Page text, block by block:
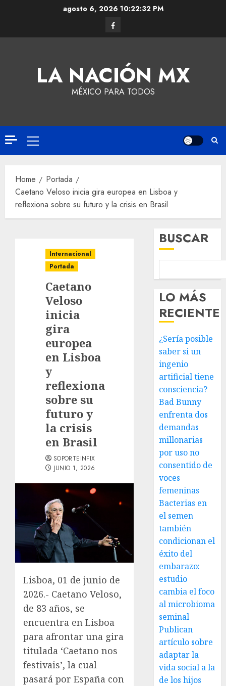
agosto 6, 2026 10:22:33 PM
LA NACIÓN MX
MÉXICO PARA TODOS
Home
Portada
Caetano Veloso inicia gira europea en Lisboa y
reflexiona sobre su futuro y la crisis en Brasil
Internacional
Portada
Caetano
Veloso
inicia
gira
europea
en Lisboa
y
reflexiona
sobre su
futuro y
la crisis
en Brasil
SOPORTEINFIX
JUNIO 1, 2026
Lisboa, 01 de junio de
2026.- Caetano Veloso,
de 83 años, se
encuentra en Lisboa
para afrontar una gira
titulada ‘Caetano nos
festivais’, la cual
pasará por España con
BUSCAR
LO MÁS
RECIENTE
¿Sería posible
saber si un
ingenio
artificial tiene
consciencia?
Bad Bunny
enfrenta dos
demandas
millonarias
por uso no
consentido de
voces
femeninas
Bacterias en
el semen
también
condicionan el
éxito del
embarazo:
estudio
cambia el foco
al microbioma
seminal
Publican
artículo sobre
adaptar la
vida social a la
de los hijos